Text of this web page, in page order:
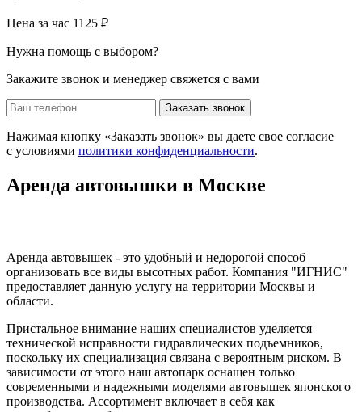
Цена за час 1125 ₽
Нужна помощь с выбором?
Закажите звонок и менеджер свяжется с вами
Заказать звонок
Нажимая кнопку «Заказать звонок» вы даете свое согласие
с условиями политики конфиденциальности.
Аренда автовышки в Москве
Аренда автовышек - это удобный и недорогой способ
организовать все виды высотных работ. Компания "ИГНИС"
предоставляет данную услугу на территории Москвы и
области.
Пристальное внимание наших специалистов уделяется
технической исправности гидравлических подъемников,
поскольку их специализация связана с вероятным риском. В
зависимости от этого наш автопарк оснащен только
современными и надежными моделями автовышек японского
производства. Ассортимент включает в себя как